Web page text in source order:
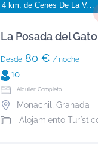
4 km. de Cenes De La Vega
La Posada del Gato
Desde 80 € / noche
10
Alquiler: Completo
Monachil Granada
Alojamiento